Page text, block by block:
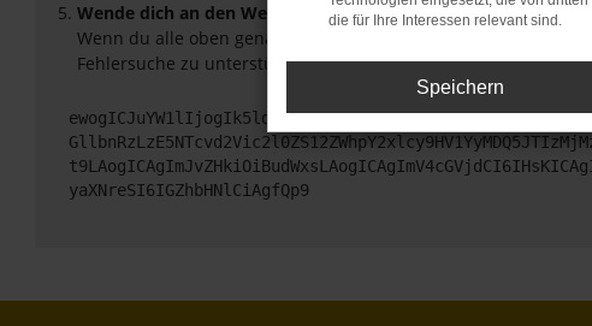
Wende dich an den Webseitenbetreiber.
Wenn du alle oben genannten Schritte versucht hast,
Fehlersuche zu unterstützen:
yaXNreSI6IGZhbHNlCiAgfQp9
die für Ihre Interessen relevant sind.
Speichern